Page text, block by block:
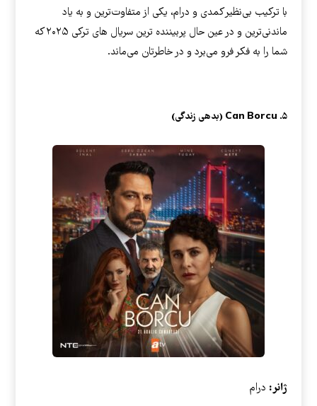
با ترکیب بی‌نظیر کمدی و درام، یکی از متفاوت‌ترین و به یاد
ماندنی‌ترین و در عین حال پربیننده ترین سریال های ترکی ۲۰۲۵ که
شما را به فکر فرو می‌برد و در خاطرتان می‌ماند.
۵. Can Borcu (بدهی زندگی)
ژانر: درام